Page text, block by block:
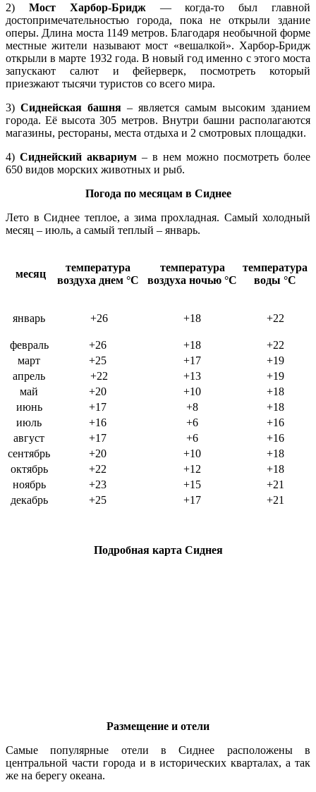
2) Мост Харбор-Бридж— когда-то был главной
достопримечательностью города, пока не открыли здание
оперы. Длина моста 1149 метров. Благодаря необычной форме
местные жители называют мост «вешалкой». Харбор-Бридж
открыли в марте 1932 года. В новый год именно с этого моста
запускают салют и фейерверк, посмотреть который
приезжают тысячи туристов со всего мира.
3) Сиднейская башня – является самым высоким зданием
города. Её высота 305 метров. Внутри башни располагаются
магазины, рестораны, места отдыха и 2 смотровых площадки.
4) Сиднейский аквариум – в нем можно посмотреть более
650 видов морских животных и рыб.
Погода по месяцам в Сиднее
Лето в Сиднее теплое, а зима прохладная. Самый холодный
месяц – июль, а самый теплый – январь.
месяц
температура
воздуха днем °C
температура
воздуха ночью °C
температура
воды °C
январь +26 +18 +22
февраль +26 +18
+22
март
+25 +17
+19
апрель
+22 +13
+19
май
+20 +10
+18
июнь
+17 +8
+18
июль
+16 +6
+16
август
+17 +6
+16
сентябрь
+20 +10
+18
октябрь
+22 +12
+18
ноябрь
+23 +15
+21
декабрь
+25 +17 +21
Подробная карта Сиднея
Размещение и отели
Самые популярные отели в Сиднее расположены в
центральной части города и в исторических кварталах, а так
же на берегу океана.